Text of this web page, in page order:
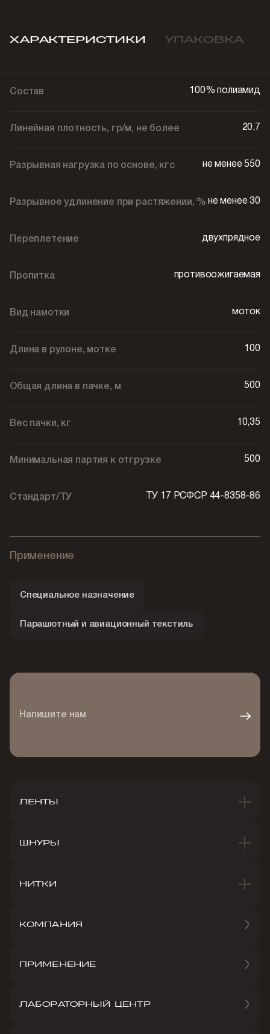
ХАРАКТЕРИСТИКИ УПАКОВКА
Состав 100% полиамид
Линейная плотность, гр/м, не более 20,7
Разрывная нагрузка по основе, кгс не менее 550
Разрывное удлинение при растяжении, % не менее 30
Переплетение двухпрядное
Пропитка противоожигаемая
Вид намотки моток
Длина в рулоне, мотке 100
Общая длина в пачке, м 500
Вес пачки, кг 10,35
Минимальная партия к отгрузке 500
Стандарт/ТУ ТУ 17 РСФСР 44-8358-86
Применение
Специальное назначение
Парашютный и авиационный текстиль
Напишите нам
КОМПАНИЯ
ПРИМЕНЕНИЕ
ЛАБОРАТОРНЫЙ ЦЕНТР
ЛЕНТЫ
ШНУРЫ
НИТКИ